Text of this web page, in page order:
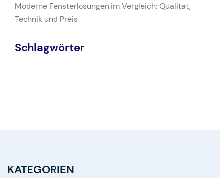
Moderne Fensterlösungen im Vergleich: Qualität,
Technik und Preis
Schlagwörter
KATEGORIEN